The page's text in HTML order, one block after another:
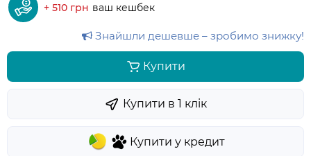
+ 510 грн ваш кешбек
Знайшли дешевше – зробимо знижку!
Купити
Купити у кредит
Купити в 1 клiк